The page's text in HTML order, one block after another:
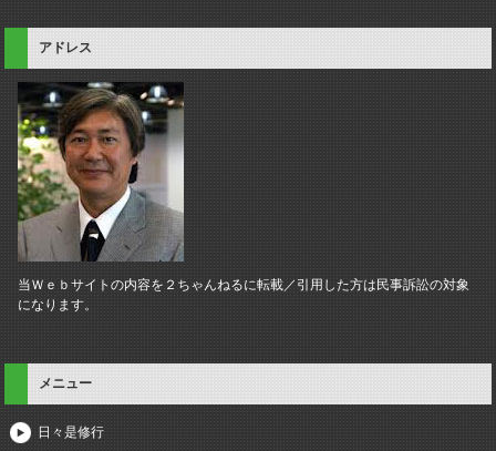
アドレス
当Ｗｅｂサイトの内容を２ちゃんねるに転載／引用した方は民事訴訟の対象
になります。
メニュー
日々是修行